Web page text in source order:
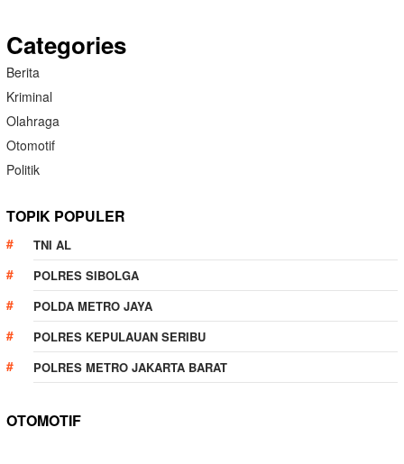
Categories
Berita
Kriminal
Olahraga
Otomotif
Politik
TOPIK POPULER
TNI AL
POLRES SIBOLGA
POLDA METRO JAYA
POLRES KEPULAUAN SERIBU
POLRES METRO JAKARTA BARAT
OTOMOTIF